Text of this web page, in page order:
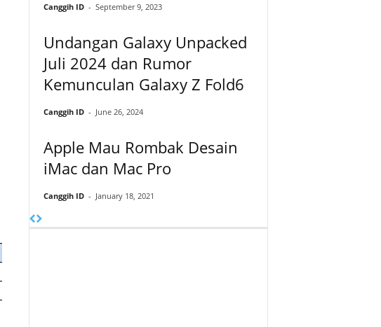
Canggih ID - September 9, 2023
Undangan Galaxy Unpacked
Juli 2024 dan Rumor
Kemunculan Galaxy Z Fold6
Canggih ID - June 26, 2024
Apple Mau Rombak Desain
iMac dan Mac Pro
Canggih ID - January 18, 2021